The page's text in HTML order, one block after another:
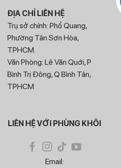
ĐỊA CHỈ LIÊN HỆ
Trụ sở chính: Phổ Quang,
Phường Tân Sơn Hòa,
TPHCM.
Văn Phòng: Lê Văn Quới, P
Bình Trị Đông, Q Bình Tân,
TPHCM
LIÊN HỆ VỚI PHÙNG KHÔI
Email: